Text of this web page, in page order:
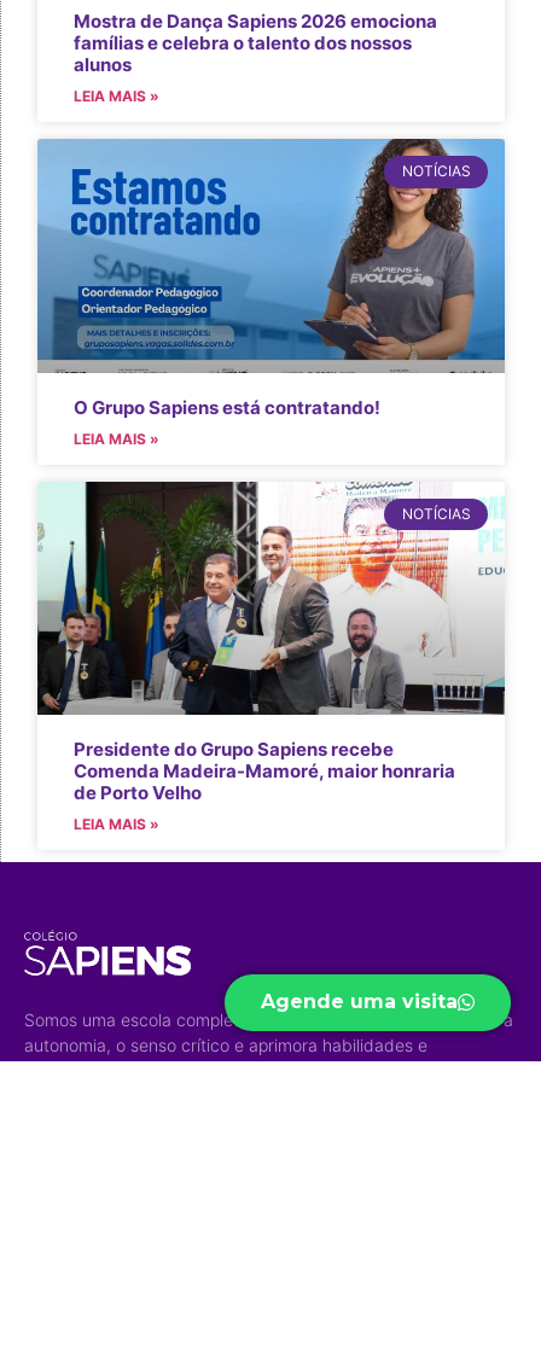
Mostra de Dança Sapiens 2026 emociona
famílias e celebra o talento dos nossos
alunos
LEIA MAIS »
NOTÍCIAS
O Grupo Sapiens está contratando!
LEIA MAIS »
NOTÍCIAS
Presidente do Grupo Sapiens recebe
Comenda Madeira-Mamoré, maior honraria
de Porto Velho
LEIA MAIS »
Agende uma visita
Somos uma escola completa e diversificada que desenvolve a
autonomia, o senso crítico e aprimora habilidades e